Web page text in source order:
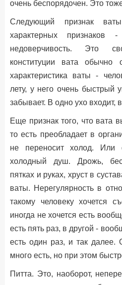
очень беспорядочен. Это
Следующий признак
характерных признаков
недоверчивость. Это
конституции вата обычно
характеристика ваты -
лету, у него очень быстрый
забывает. В одно ухо входит,
Еще признак того, что вата
то есть преобладает в
не переносит холод. Или
холодный душ. Дрожь,
пятках и руках, хруст в
ваты. Нерегулярность в
такому человеку хочется
иногда не хочется есть
есть пять раз, в другой -
есть один раз, и так далее.
много есть, но при этом
Питта. Это, наоборот,